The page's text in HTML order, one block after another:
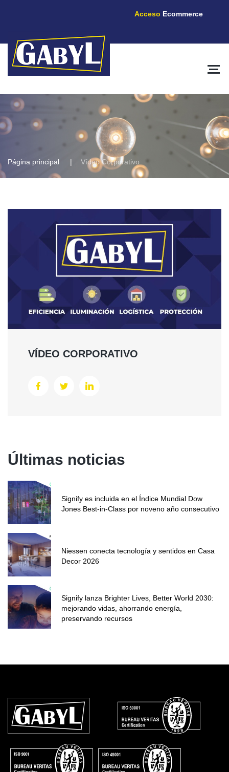
Página principal Vídeo Corporativo
VÍDEO CORPORATIVO
Últimas noticias
Signify es incluida en el Índice Mundial Dow
Jones Best-in-Class por noveno año consecutivo
Niessen conecta tecnología y sentidos en Casa
Decor 2026
Signify lanza Brighter Lives, Better World 2030:
mejorando vidas, ahorrando energía,
preservando recursos
Acceso Ecommerce